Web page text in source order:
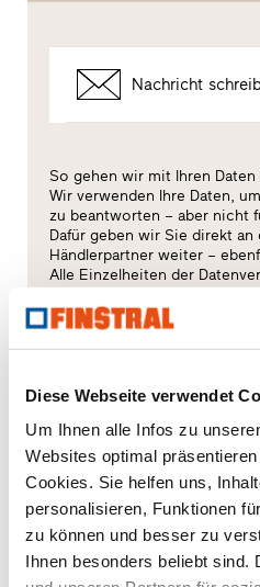
Diese Webseite verwendet
Um Ihnen alle Infos zu
Websites optimal
Cookies. Sie helfen uns,
personalisieren, Funktionen
zu können und besser zu
Ihnen besonders beliebt sind.
Nachricht
So gehen wir mit Ihren Daten
Wir verwenden Ihre Daten,
zu beantworten – aber nicht
Dafür geben wir Sie direkt an
Händlerpartner weiter –
Alle Einzelheiten der
Welches Thema
Haustüren
Glaswände
Fensteraustausch